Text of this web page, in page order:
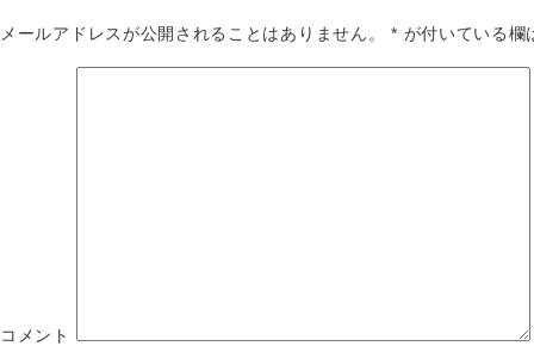
メールアドレスが公開されることはありません。 * が付いている欄
コメント